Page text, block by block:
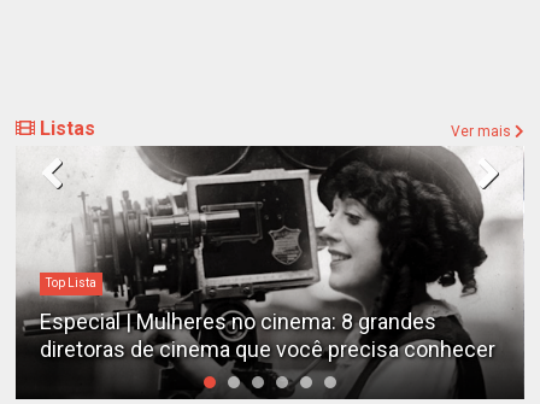
Listas Ver mais
no cinema: 8 grandes
cinema que você precisa conhecer
Destaques
Estudo